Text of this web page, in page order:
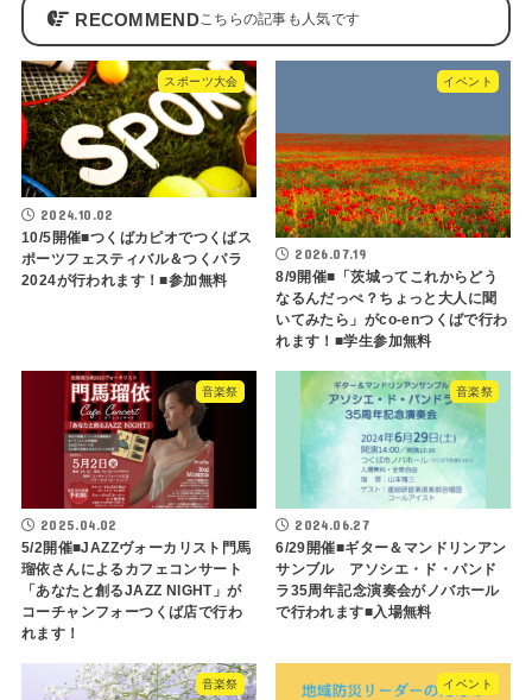
RECOMMEND
スポーツ大会
2024.10.02
10/5開催■つくばカピオでつくばス
ポーツフェスティバル＆つくパラ
2024が行われます！■参加無料
イベント
2026.07.19
8/9開催■「茨城ってこれからどう
なるんだっぺ？ちょっと大人に聞
いてみたら」がco-enつくばで行わ
れます！■学生参加無料
音楽祭
2025.04.02
5/2開催■JAZZヴォーカリスト門馬
瑠依さんによるカフェコンサート
「あなたと創るJAZZ NIGHT」が
コーチャンフォーつくば店で行わ
れます！
音楽祭
2024.06.27
6/29開催■ギター＆マンドリンアン
サンブル アソシエ・ド・パンド
ラ35周年記念演奏会がノバホール
で行われます■入場無料
音楽祭 イベント